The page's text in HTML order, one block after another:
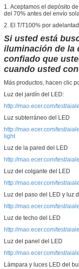
1. Aceptamos el depósito
del 70% antes del envío
2. El T/T100% por
Si usted está
iluminación de la
confiado que
cuando usted
Más productos, hacen clic
Luz del jardín del LED:
http://mao.ecer.com/test/
Luz subterráneo del LED
http://mao.ecer.com/test/
light
Luz de la pared del LED
http://mao.ecer.com/test/
Luz del colgante del LED
http://mao.ecer.com/test/
Luz del paso del LED y luz
http://mao.ecer.com/test/
Luz de techo del LED
http://mao.ecer.com/test/
Luz del panel del LED
http://mao.ecer.com/test/
Lámpara y luces LED del